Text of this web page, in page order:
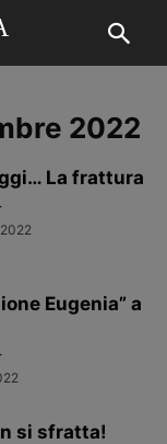
2022
La frattura
Eugenia” a
si sfratta!